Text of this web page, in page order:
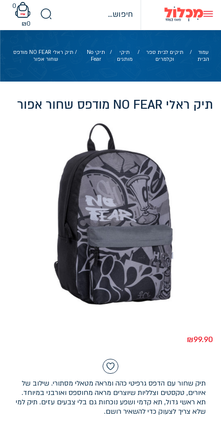
content
0
₪0
עמוד
הבית
/
תיקים לבית ספר
וקלמרים
/
תיקי
מותגים
/
תיקי No
Fear
/ תיק ראלי NO FEAR מודפס
שחור אפור
תיק ראלי NO FEAR מודפס שחור אפור
₪99.90
תיק שחור עם הדפס גרפיטי כהה ומראה מטאלי מסתורי. שילוב של
איורים, טקסטים וצלליות שיוצרים מראה מחוספס ואורבני במיוחד.
תא ראשי גדול, תא קדמי ושפע נוכחות גם בלי צבעים עזים. תיק למי
שלא צריך לצעוק כדי להשאיר רושם.